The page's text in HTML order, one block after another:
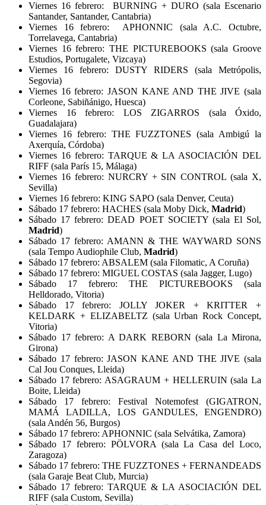
Viernes 16 febrero: BURNING + DURO (sala Escenario
Santander, Santander, Cantabria)
Viernes 16 febrero: APHONNIC (sala A.C. Octubre,
Torrelavega, Cantabria)
Viernes 16 febrero: THE PICTUREBOOKS (sala Groove
Estudios, Portugalete, Vizcaya)
Viernes 16 febrero: DUSTY RIDERS (sala Metrópolis,
Segovia)
Viernes 16 febrero: JASON KANE AND THE JIVE (sala
Corleone, Sabiñánigo, Huesca)
Viernes 16 febrero: LOS ZIGARROS (sala Óxido,
Guadalajara)
Viernes 16 febrero: THE FUZZTONES (sala Ambigú la
Axerquía, Córdoba)
Viernes 16 febrero: TARQUE & LA ASOCIACIÓN DEL
RIFF (sala París 15, Málaga)
Viernes 16 febrero: NURCRY + SIN CONTROL (sala X,
Sevilla)
Viernes 16 febrero: KING SAPO (sala Denver, Ceuta)
Sábado 17 febrero: HACHES (sala Moby Dick, Madrid)
Sábado 17 febrero: DEAD POET SOCIETY (sala El Sol,
Madrid)
Sábado 17 febrero: AMANN & THE WAYWARD SONS
(sala Tempo Audiophile Club, Madrid)
Sábado 17 febrero: ABSALEM (sala Filomatic, A Coruña)
Sábado 17 febrero: MIGUEL COSTAS (sala Jagger, Lugo)
Sábado 17 febrero: THE PICTUREBOOKS (sala
Helldorado, Vitoria)
Sábado 17 febrero: JOLLY JOKER + KRITTER +
KELDARK + ELIZABELTZ (sala Urban Rock Concept,
Vitoria)
Sábado 17 febrero: A DARK REBORN (sala La Mirona,
Girona)
Sábado 17 febrero: JASON KANE AND THE JIVE (sala
Cal Jou Conques, Lleida)
Sábado 17 febrero: ASAGRAUM + HELLERUIN (sala La
Boite, Lleida)
Sábado 17 febrero: Festival Notemofest (GIGATRON,
MAMÁ LADILLA, LOS GANDULES, ENGENDRO)
(sala Andén 56, Burgos)
Sábado 17 febrero: APHONNIC (sala Selvátika, Zamora)
Sábado 17 febrero: PÖLVORA (sala La Casa del Loco,
Zaragoza)
Sábado 17 febrero: THE FUZZTONES + FERNANDEADS
(sala Garaje Beat Club, Murcia)
Sábado 17 febrero: TARQUE & LA ASOCIACIÓN DEL
RIFF (sala Custom, Sevilla)